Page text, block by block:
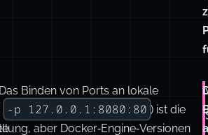
Das Binden von Ports an lokale
-p 127.0.0.1:8080:80 ) ist die
aber Docker‑Engine‑Versionen